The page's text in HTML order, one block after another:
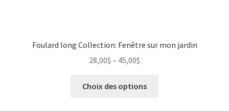
Foulard long Collection: Fenêtre sur mon jardin
28,00$ – 45,00$
Choix des options